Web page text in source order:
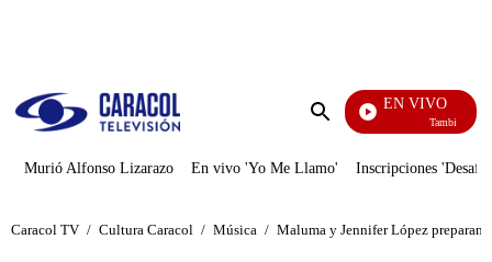
Enviar
EN VIVO
También Caerás
Murió Alfonso Lizarazo En vivo 'Yo Me Llamo' Inscripciones
Caracol TV / Cultura Caracol / Música / Maluma y Jennifer López preparan